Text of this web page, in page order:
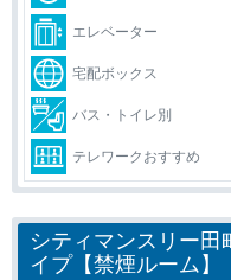
エレベーター
宅配ボックス
バス・トイレ別
テレワークおすすめ
シティマンスリー
イプ【禁煙ルーム】